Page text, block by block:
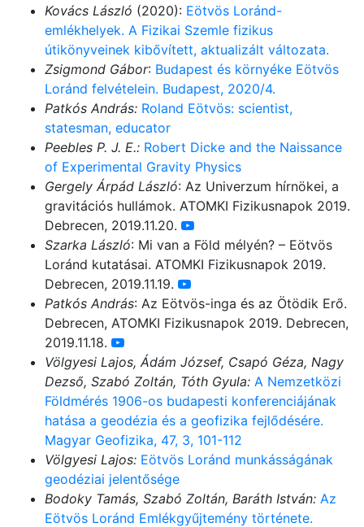
Kovács László (2020): Eötvös Loránd-
emlékhelyek. A Fizikai Szemle fizikus
útikönyveinek kibővített, aktualizált változata.
Zsigmond Gábor: Budapest és környéke Eötvös
Loránd felvételein. Budapest, 2020/4.
Patkós András: Roland Eötvös: scientist,
statesman, educator
Peebles P. J. E.: Robert Dicke and the Naissance
of Experimental Gravity Physics
Gergely Árpád László: Az Univerzum hírnökei, a
gravitációs hullámok. ATOMKI Fizikusnapok 2019.
Debrecen, 2019.11.20.
Szarka László: Mi van a Föld mélyén? – Eötvös
Loránd kutatásai. ATOMKI Fizikusnapok 2019.
Debrecen, 2019.11.19.
Patkós András: Az Eötvös-inga és az Ötödik Erő.
Debrecen, ATOMKI Fizikusnapok 2019. Debrecen,
2019.11.18.
Völgyesi Lajos, Ádám József, Csapó Géza, Nagy
Dezső, Szabó Zoltán, Tóth Gyula: A Nemzetközi
Földmérés 1906-os budapesti konferenciájának
hatása a geodézia és a geofizika fejlődésére.
Magyar Geofizika, 47, 3, 101-112
Völgyesi Lajos: Eötvös Loránd munkásságának
geodéziai jelentősége
Bodoky Tamás, Szabó Zoltán, Baráth István: Az
Eötvös Loránd Emlékgyűjtemény története.